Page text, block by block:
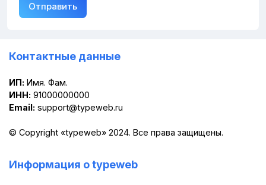
Отправить
Контактные данные
ИП: Имя. Фам.
ИНН: 91000000000
Email: support@typeweb.ru
© Copyright «typeweb» 2024. Все права защищены.
Информация о typeweb